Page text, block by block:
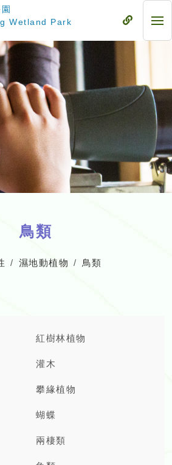
Wetland Park
流
流
動
鳥類
濕地動植物
鳥類
紅樹林植物
灌木
攀緣植物
蝴蝶
兩棲類